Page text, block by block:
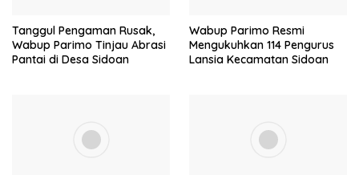
Tanggul Pengaman Rusak,
Wabup Parimo Tinjau Abrasi
Pantai di Desa Sidoan
Wabup Parimo Resmi
Mengukuhkan 114 Pengurus
Lansia Kecamatan Sidoan